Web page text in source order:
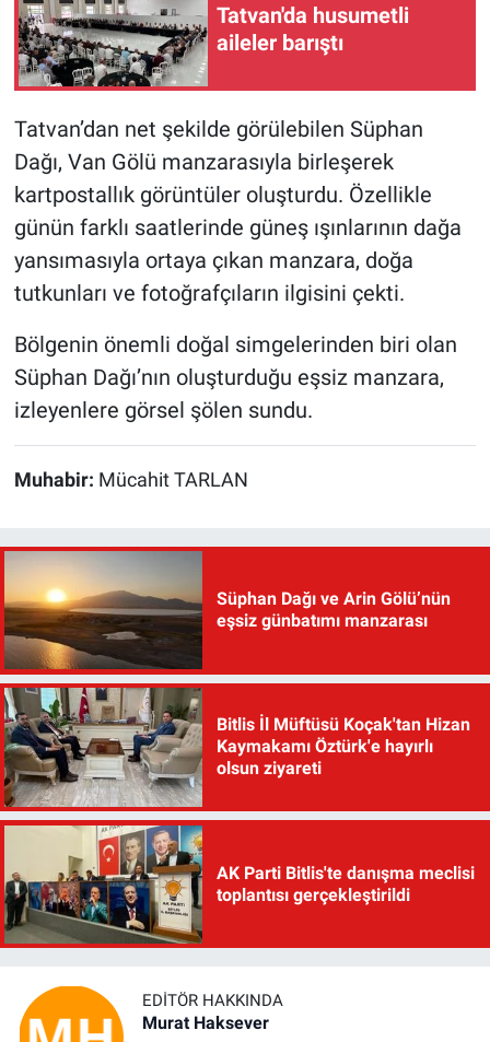
Tatvan'da husumetli
aileler barıştı
Tatvan’dan net şekilde görülebilen Süphan
Dağı, Van Gölü manzarasıyla birleşerek
kartpostallık görüntüler oluşturdu. Özellikle
günün farklı saatlerinde güneş ışınlarının dağa
yansımasıyla ortaya çıkan manzara, doğa
tutkunları ve fotoğrafçıların ilgisini çekti.
Bölgenin önemli doğal simgelerinden biri olan
Süphan Dağı’nın oluşturduğu eşsiz manzara,
izleyenlere görsel şölen sundu.
Muhabir: Mücahit TARLAN
Süphan Dağı ve Arin Gölü’nün
eşsiz günbatımı manzarası
Bitlis İl Müftüsü Koçak'tan Hizan
Kaymakamı Öztürk'e hayırlı
olsun ziyareti
AK Parti Bitlis'te danışma meclisi
toplantısı gerçekleştirildi
EDITÖR HAKKINDA
Murat Haksever